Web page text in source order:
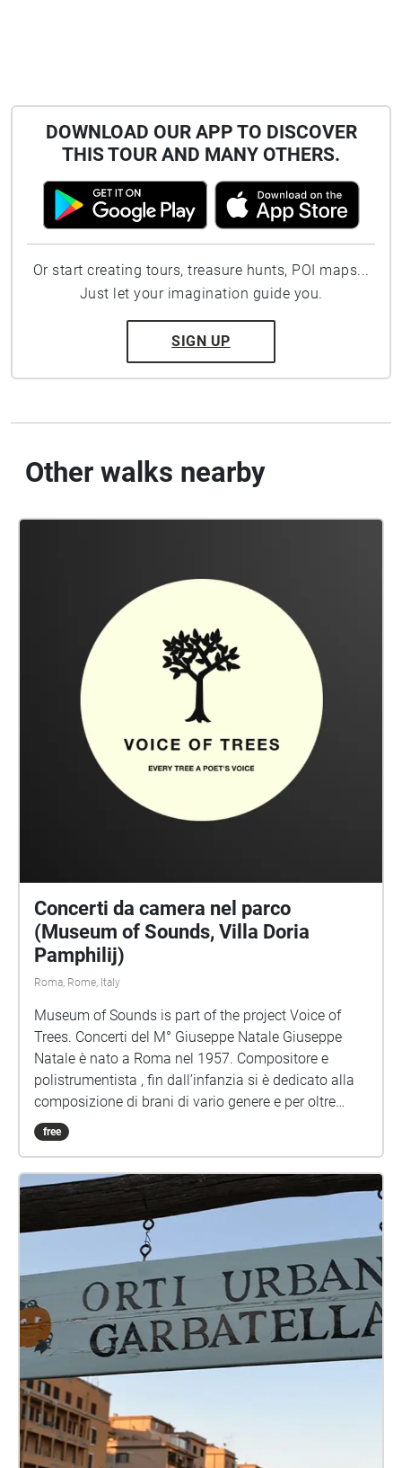
DOWNLOAD OUR APP TO DISCOVER
THIS TOUR AND MANY OTHERS.
Or start creating tours, treasure hunts, POI maps...
Just let your imagination guide you.
SIGN UP
Other walks nearby
Concerti da camera nel parco
(Museum of Sounds, Villa Doria
Pamphilij)
Roma, Rome, Italy
Museum of Sounds is part of the project Voice of
Trees. Concerti del M° Giuseppe Natale Giuseppe
Natale è nato a Roma nel 1957. Compositore e
polistrumentista , fin dall’infanzia si è dedicato alla
composizione di brani di vario genere e per oltre
quarant’anni ha scritto musiche per le immagini. Dal
2017, mosso da una forte spinta interiore, ha deciso
dedicate alle più diverse formazioni, scritte negli anni
precedenti e mai portate alla luce, facendo di questo
il principale obiettivo della propria attività creativa
presente e futura. FLACLAPIA’(2018). Trio per flauto,
clarinetto e pianoforte in tre movimenti. Flauto:
Chiara Cataldi. Clarinetto: Adriano Ricci.Pianoforte:
Arianna Granieri. SEASONS OF LIFE (2016). Brano
per pianoforte dedicato alle diverse fasi della vita.
Pianoforte: Arianna Granieri. SAFE HARBOUR (2012).
Trio per flauto, clarinetto e pianoforte in un unico
movimento. Flauto: Francesca Salandri. Clarinetto:
Cristina Gregorini. Pianoforte: Ivano Guagnelli.
SERALE (2019). Brano basato su una serie
free